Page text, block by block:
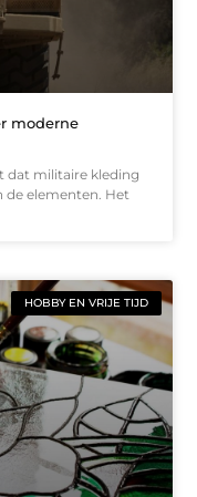
moderne
dat militaire kleding
de elementen. Het
HOBBY EN VRIJE TIJD